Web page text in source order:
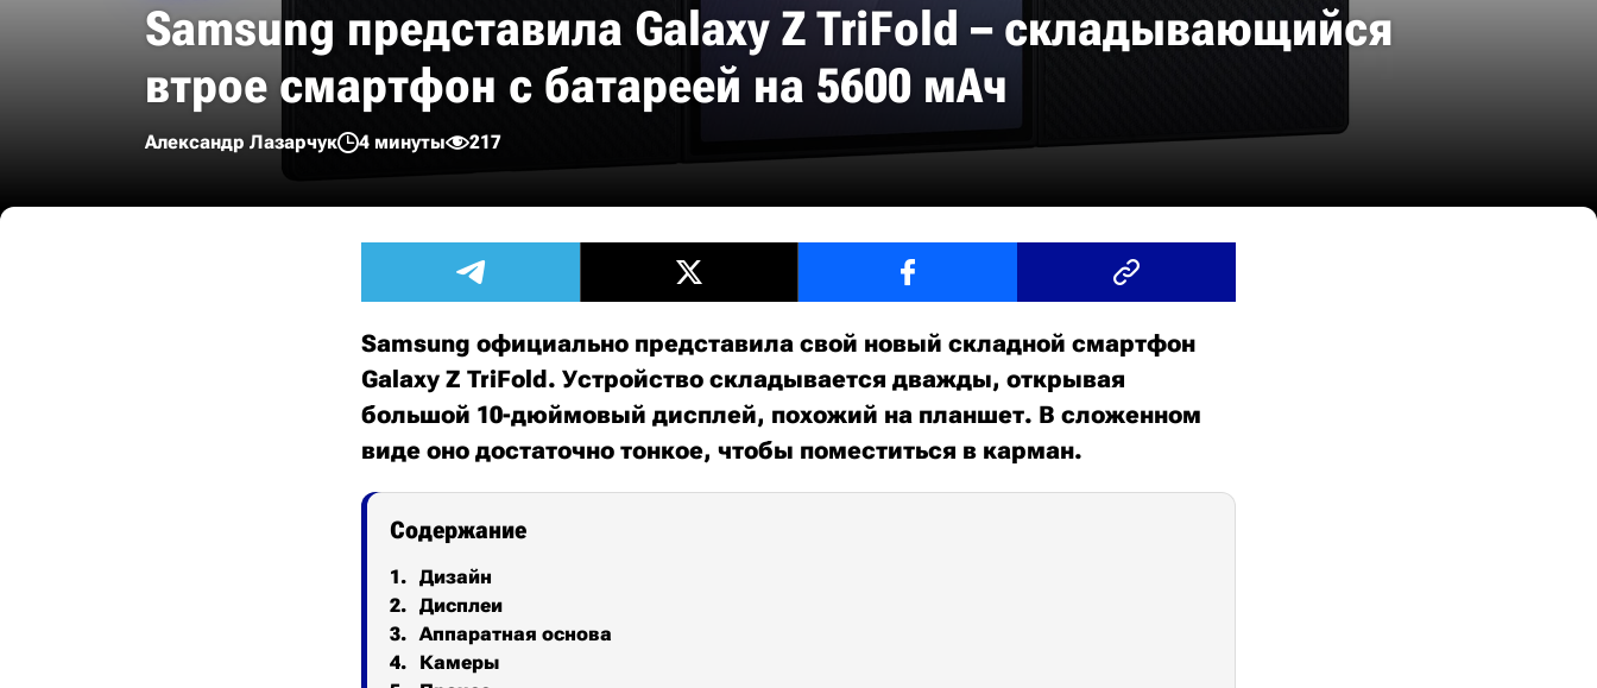
Samsung представила Galaxy Z TriFold – складывающийся
втрое смартфон с батареей на 5600 мАч
Александр Лазарчук 4 минуты 217
Samsung официально представила свой новый складной смартфон
Galaxy Z TriFold. Устройство складывается дважды, открывая
большой 10-дюймовый дисплей, похожий на планшет. В сложенном
виде оно достаточно тонкое, чтобы поместиться в карман.
Содержание
Дизайн
Дисплеи
Аппаратная основа
Камеры